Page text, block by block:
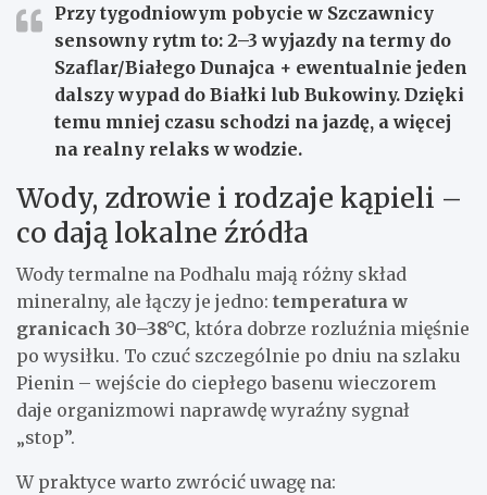
Przy tygodniowym pobycie w Szczawnicy
sensowny rytm to: 2–3 wyjazdy na termy do
Szaflar/Białego Dunajca + ewentualnie jeden
dalszy wypad do Białki lub Bukowiny. Dzięki
temu mniej czasu schodzi na jazdę, a więcej
na realny relaks w wodzie.
Wody, zdrowie i rodzaje kąpieli –
co dają lokalne źródła
Wody termalne na Podhalu mają różny skład
mineralny, ale łączy je jedno: temperatura w
granicach 30–38°C, która dobrze rozluźnia mięśnie
po wysiłku. To czuć szczególnie po dniu na szlaku
Pienin – wejście do ciepłego basenu wieczorem
daje organizmowi naprawdę wyraźny sygnał
„stop”.
W praktyce warto zwrócić uwagę na: